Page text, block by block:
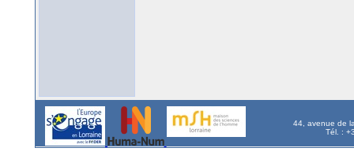
44, avenue de
Tél. :